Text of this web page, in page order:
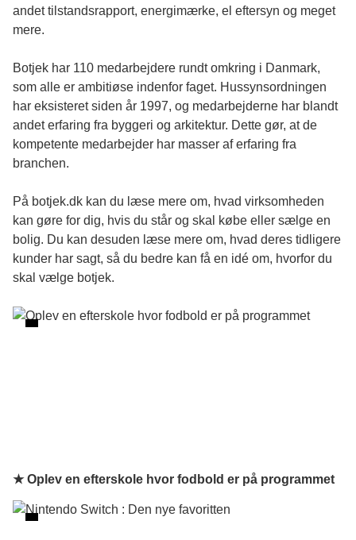
andet tilstandsrapport, energimærke, el eftersyn og meget
mere.
Botjek har 110 medarbejdere rundt omkring i Danmark,
som alle er ambitiøse indenfor faget. Hussynsordningen
har eksisteret siden år 1997, og medarbejderne har blandt
andet erfaring fra byggeri og arkitektur. Dette gør, at de
kompetente medarbejder har masser af erfaring fra
branchen.
På botjek.dk kan du læse mere om, hvad virksomheden
kan gøre for dig, hvis du står og skal købe eller sælge en
bolig. Du kan desuden læse mere om, hvad deres tidligere
kunder har sagt, så du bedre kan få en idé om, hvorfor du
skal vælge botjek.
★ Oplev en efterskole hvor fodbold er på programmet